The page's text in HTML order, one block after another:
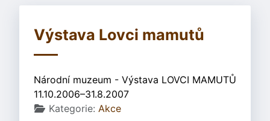
Výstava Lovci mamutů
Národní muzeum - Výstava LOVCI MAMUTŮ
11.10.2006–31.8.2007
Základní údaje
Kategorie: Akce